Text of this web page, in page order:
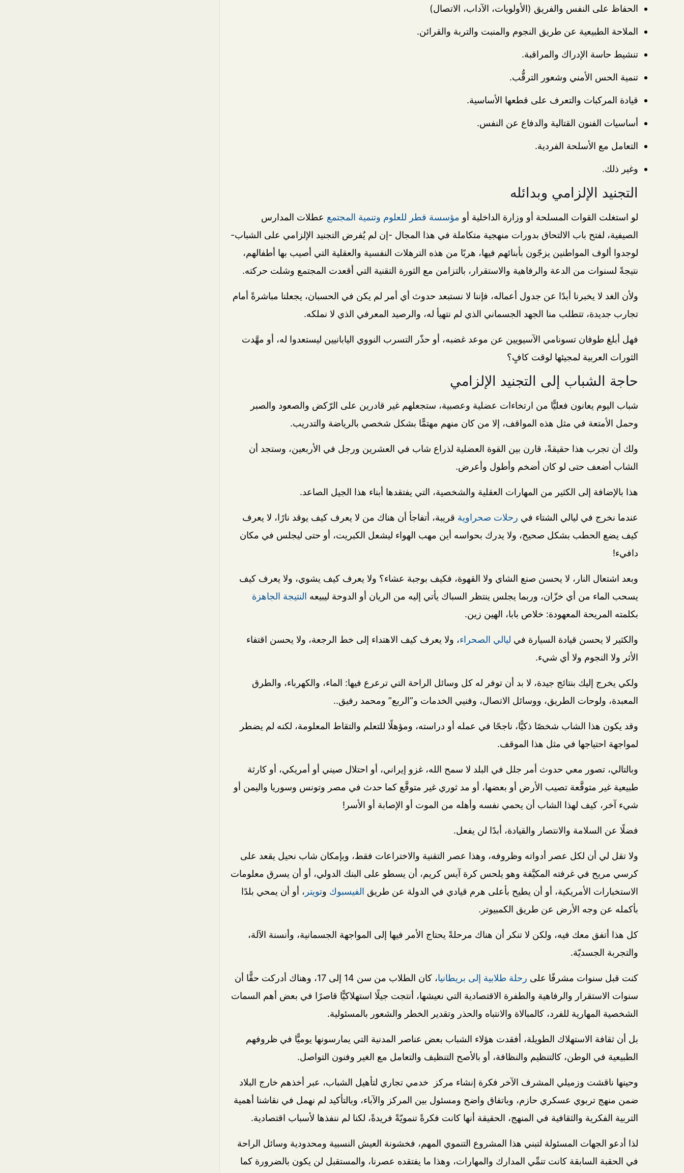
الحفاظ على النفس والفريق (الأولويات، الآداب، الاتصال)
الملاحة الطبيعية عن طريق النجوم والمنبت والتربة والقرائن.
تنشيط حاسة الإدراك والمراقبة.
تنمية الحس الأمني وشعور الترقُّب.
قيادة المركبات والتعرف على قطعها الأساسية.
أساسيات الفنون القتالية والدفاع عن النفس.
التعامل مع الأسلحة الفردية.
وغير ذلك.
التجنيد الإلزامي وبدائله
لو استغلت القوات المسلحة أو وزارة الداخلية أو مؤسسة قطر للعلوم وتنمية المجتمع عطلات المدارس
الصيفية، لفتح باب الالتحاق بدورات منهجية متكاملة في هذا المجال -إن لم يُفرض التجنيد الإلزامي على الشباب-
لوجدوا ألوف المواطنين يزجّون بأبنائهم فيها، هربًا من هذه الترهلات النفسية والعقلية التي أصيب بها أطفالهم،
نتيجةً لسنوات من الدعة والرفاهية والاستقرار، بالتزامن مع الثورة التقنية التي أقعدت المجتمع وشلت حركته.
ولأن الغد لا يخبرنا أبدًا عن جدول أعماله، فإننا لا نستبعد حدوث أي أمر لم يكن في الحسبان، يجعلنا مباشرةً أمام
تجارب جديدة، تتطلب منا الجهد الجسماني الذي لم نتهيأ له، والرصيد المعرفي الذي لا نملكه.
فهل أبلغ طوفان تسونامي الآسيويين عن موعد غضبه، أو حذّر التسرب النووي اليابانيين ليستعدوا له، أو مهَّدت
الثورات العربية لمجيئها لوقت كافٍ؟
حاجة الشباب إلى التجنيد الإلزامي
شباب اليوم يعانون فعليًّا من ارتخاءات عضلية وعصبية، ستجعلهم غير قادرين على الرّكض والصعود والصبر
وحمل الأمتعة في مثل هذه المواقف، إلا من كان منهم مهتمًّا بشكل شخصي بالرياضة والتدريب.
ولك أن تجرب هذا حقيقةً، قارن بين القوة العضلية لذراع شاب في العشرين ورجل في الأربعين، وستجد أن
الشاب أضعف حتى لو كان أضخم وأطول وأعرض.
هذا بالإضافة إلى الكثير من المهارات العقلية والشخصية، التي يفتقدها أبناء هذا الجيل الصاعد.
عندما نخرج في ليالي الشتاء في رحلات صحراوية قريبة، أتفاجأ أن هناك من لا يعرف كيف يوقد نارًا، لا يعرف
كيف يضع الحطب بشكل صحيح، ولا يدرك بحواسه أين مهب الهواء ليشعل الكبريت، أو حتى ليجلس في مكان
دافيء!
وبعد اشتعال النار، لا يحسن صنع الشاي ولا القهوة، فكيف بوجبة عشاء؟ ولا يعرف كيف يشوي، ولا يعرف كيف
يسحب الماء من أي خزّان، وربما يجلس ينتظر السباك يأتي إليه من الريان أو الدوحة ليبيعه النتيجة الجاهزة
بكلمته المريحة المعهودة: خلاص بابا، الهين زين.
والكثير لا يحسن قيادة السيارة في ليالي الصحراء، ولا يعرف كيف الاهتداء إلى خط الرجعة، ولا يحسن اقتفاء
الأثر ولا النجوم ولا أي شيء.
ولكي يخرج إليك بنتائج جيدة، لا بد أن توفر له كل وسائل الراحة التي ترعرع فيها: الماء، والكهرباء، والطرق
المعبدة، ولوحات الطريق، ووسائل الاتصال، وفنيي الخدمات و”الربع” ومحمد رفيق..
وقد يكون هذا الشاب شخصًا ذكيًّا، ناجحًا في عمله أو دراسته، ومؤهلًا للتعلم والتقاط المعلومة، لكنه لم يضطر
لمواجهة احتياجها في مثل هذا الموقف.
وبالتالي، تصور معي حدوث أمر جلل في البلد لا سمح الله، غزو إيراني، أو احتلال صيني أو أمريكي، أو كارثة
طبيعية غير متوقَّعة تصيب الأرض أو بعضها، أو مد ثوري غير متوقَّع كما حدث في مصر وتونس وسوريا واليمن أو
شيء آخر، كيف لهذا الشاب أن يحمي نفسه وأهله من الموت أو الإصابة أو الأسر!
فضلًا عن السلامة والانتصار والقيادة، أبدًا لن يفعل.
ولا تقل لي أن لكل عصر أدواته وظروفه، وهذا عصر التقنية والاختراعات فقط، وبإمكان شاب نحيل يقعد على
كرسي مريح في غرفته المكيَّفة وهو يلحس كرة آيس كريم، أن يسطو على البنك الدولي، أو أن يسرق معلومات
الاستخبارات الأمريكية، أو أن يطيح بأعلى هرم قيادي في الدولة عن طريق الفيسبوك وتويتر ، أو أن يمحي بلدًا
بأكمله عن وجه الأرض عن طريق الكمبيوتر.
كل هذا أتفق معك فيه، ولكن لا تنكر أن هناك مرحلةً يحتاج الأمر فيها إلى المواجهة الجسمانية، وأنسنة الآلة،
والتجربة الجسديّة.
كنت قبل سنوات مشرفًا على رحلة طلابية إلى بريطانيا
، كان الطلاب من سن 14 إلى 17، وهناك أدركت حقًّا أن
سنوات الاستقرار والرفاهية والطفرة الاقتصادية التي نعيشها، أنتجت جيلًا استهلاكيًّا قاصرًا في بعض أهم السمات
الشخصية المهارية للفرد، كالمبالاة والانتباه والحذر وتقدير الخطر والشعور بالمسئولية.
بل أن ثقافة الاستهلاك الطويلة، أفقدت هؤلاء الشباب بعض عناصر المدنية التي يمارسونها يوميًّا في ظروفهم
الطبيعية في الوطن، كالتنظيم والنظافة، أو بالأصح التنظيف والتعامل مع الغير وفنون التواصل.
وحينها ناقشت وزميلي المشرف الآخر فكرة إنشاء مركز خدمي تجاري لتأهيل الشباب، عبر أخذهم خارج البلاد
ضمن منهج تربوي عسكري حازم، وباتفاق واضح ومسئول بين المركز والآباء، وبالتأكيد لم نهمل في نقاشنا أهمية
التربية الفكرية والثقافية في المنهج، الحقيقة أنها كانت فكرةً تنمويّةً فريدةً، لكنا لم ننفذها لأسباب اقتصادية.
لذا أدعو الجهات المسئولة لتبني هذا المشروع التنموي المهم، فخشونة العيش النسبية ومحدودية وسائل الراحة
في الحقبة السابقة كانت تنمِّي المدارك والمهارات، وهذا ما يفتقده عصرنا، والمستقبل لن يكون بالضرورة كما